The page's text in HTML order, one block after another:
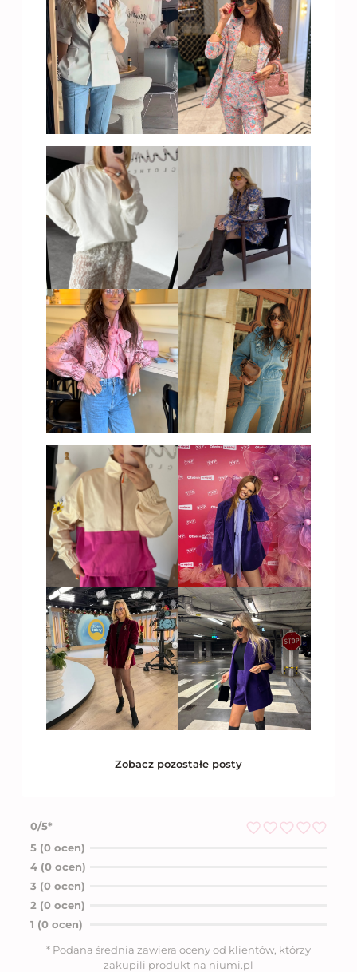
Zobacz pozostałe posty
0/5*
5
n
5 (0 ocen)
4 (0 ocen)
3 (0 ocen)
2 (0 ocen)
1 (0 ocen)
* Podana średnia zawiera oceny od klientów, którzy
zakupili produkt na niumi.pl